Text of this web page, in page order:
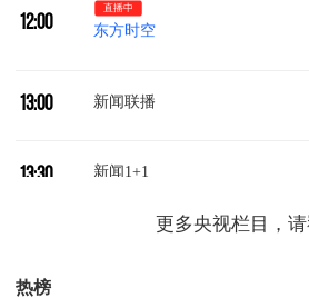
12:00
直播中
东方时空
13:00 新闻联播
13:30 新闻1+1
热榜